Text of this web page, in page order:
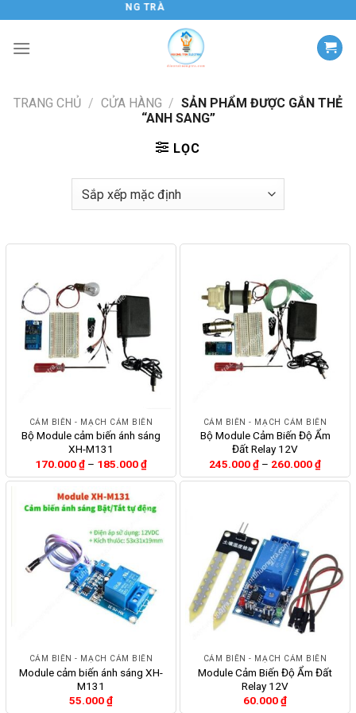
nội
ĐIỆN TỬ HƯƠNG TRÀ
TRANG CHỦ / CỬA HÀNG / SẢN PHẨM ĐƯỢC GẮN THẺ
“ANH SANG”
LỌC
CẢM BIẾN - MẠCH CẢM BIẾN
Bộ Module cảm biến ánh sáng
XH-M131
170.000₫ – 185.000₫Khoảng
từ
đến
185.000 ₫
CẢM BIẾN - MẠCH CẢM BIẾN
Bộ Module Cảm Biến Độ Ẩm
Đất Relay 12V
245.000₫ – 260.000₫Khoảng
từ
CẢM BIẾN - MẠCH CẢM BIẾN
Module cảm biến ánh sáng XH-
M131
55.000₫
CẢM BIẾN - MẠCH CẢM BIẾN
Module Cảm Biến Độ Ẩm Đất
Relay 12V
60.000₫